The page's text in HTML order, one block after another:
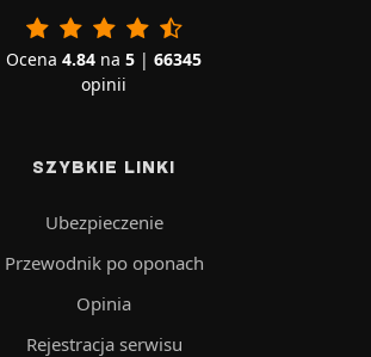
Ocena 4.84 na 5 | 66345
opinii
SZYBKIE LINKI
Ubezpieczenie
Przewodnik po oponach
Opinia
Rejestracja serwisu